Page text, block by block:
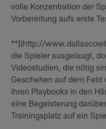
volle Konzentration der
Vorbereitung aufs erste
**](http://
die Spieler ausgelaugt,
Videostudien, die nötig
Geschehen auf dem Feld
ihren Playbooks in den
eine Begeisterung
Trainingsplatz auf ein